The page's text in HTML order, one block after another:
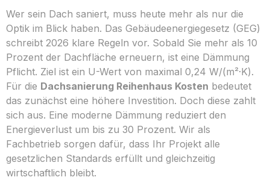
Wer sein Dach saniert, muss heute mehr als nur die
Optik im Blick haben. Das Gebäudeenergiegesetz (GEG)
schreibt 2026 klare Regeln vor. Sobald Sie mehr als 10
Prozent der Dachfläche erneuern, ist eine Dämmung
Pflicht. Ziel ist ein U-Wert von maximal 0,24 W/(m²·K).
Für die Dachsanierung Reihenhaus Kosten bedeutet
das zunächst eine höhere Investition. Doch diese zahlt
sich aus. Eine moderne Dämmung reduziert den
Energieverlust um bis zu 30 Prozent. Wir als
Fachbetrieb sorgen dafür, dass Ihr Projekt alle
gesetzlichen Standards erfüllt und gleichzeitig
wirtschaftlich bleibt.